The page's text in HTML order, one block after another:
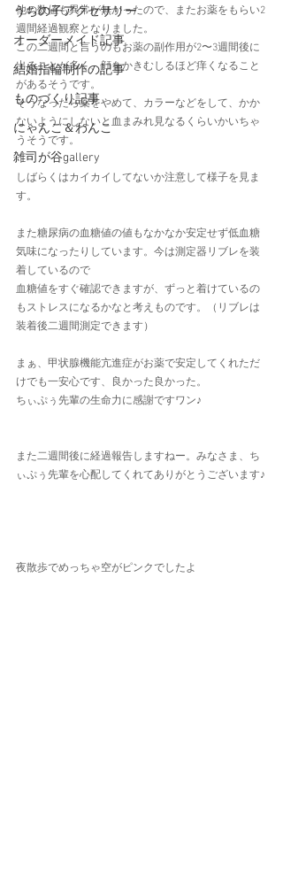
うちの子アクセサリー
オーダーメイド記事
結婚指輪制作の記事
ものづくり記事
にゃんこ＆わんこ
雑司が谷gallery
他の数値も異常が無かったので、またお薬をもらい2
週間経過観察となりました。
この二週間と言うのもお薬の副作用が2〜3週間後に
出ることが多く、顔をかきむしるほど痒くなること
があるそうです。
そうなったら薬をやめて、カラーなどをして、かか
ないようにしないと血まみれ見なるくらいかいちゃ
うそうです。
しばらくはカイカイしてないか注意して様子を見ま
す。
また糖尿病の血糖値の値もなかなか安定せず低血糖
気味になったりしています。今は測定器リブレを装
着しているので
血糖値をすぐ確認できますが、ずっと着けているの
もストレスになるかなと考えものです。（リブレは
装着後二週間測定できます）
まぁ、甲状腺機能亢進症がお薬で安定してくれただ
けでも一安心です、良かった良かった。
ちぃぷぅ先輩の生命力に感謝ですワン♪
また二週間後に経過報告しますねー。みなさま、ち
ぃぷぅ先輩を心配してくれてありがとうございます♪
夜散歩でめっちゃ空がピンクでしたよ